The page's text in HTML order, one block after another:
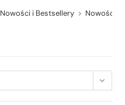
Nowości i Bestsellery > Nowości